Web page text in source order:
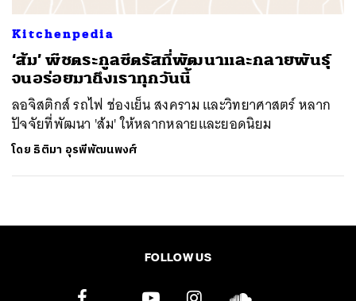
Kitchenpedia
‘ส้ม’ พืชตระกูลซีตรัสที่พัฒนาและกลายพันธุ์
จนอร่อยมาถึงเราทุกวันนี้
ลอจิสติกส์ รถไฟ ช่องเย็น สงคราม และวิทยาศาสตร์ หลาก
ปัจจัยที่พัฒนา 'ส้ม' ให้หลากหลายและยอดนิยม
โดย ธิติมา อุรพีพัฒนพงศ์
FOLLOW US